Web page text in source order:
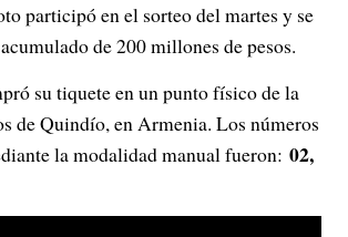
participó en el sorteo del martes y se
de 200 millones de pesos.
su tiquete en un punto físico de la
de Quindío, en Armenia. Los números
la modalidad manual fueron: 02,